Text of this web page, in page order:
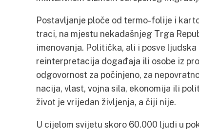
Postavljanje ploče od termo-folije i
traci, na mjestu nekadašnjeg Trga
imenovanja. Politička, ali i posve
reinterpretacija događaja ili osobe iz
odgovornost za počinjeno, za
nacija, vlast, vojna sila, ekonomija ili
život je vrijedan življenja, a čiji nije.
U cijelom svijetu skoro 60.000 ljudi u